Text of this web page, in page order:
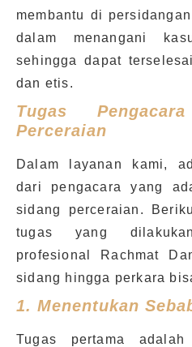
membantu di
dalam menangani
sehingga dapat
dan etis.
Tugas
Perceraian
Dalam layanan kami,
dari pengacara yang
sidang perceraian.
tugas yang
profesional Rachmat
sidang hingga perkara
1. Menentukan
Tugas pertama adalah